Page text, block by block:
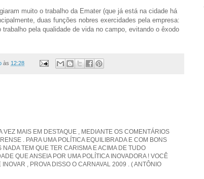
muito o trabalho da Emater (que já está na cidade há
duas funções nobres exercidades pela empresa:
trabalho pela qualidade de vida no campo, evitando o êxodo
às 12:28
VEZ MAIS EM DESTAQUE , MEDIANTE OS COMENTÁRIOS
. PARA UMA POLÍTICA EQUILIBRADA E COM BONS
NADA TEM QUE TER CARISMA E ACIMA DE TUDO
QUE ANSEIA POR UMA POLÍTICA INOVADORA ! VOCÊ
, PROVA DISSO O CARNAVAL 2009 . ( ANTÔNIO